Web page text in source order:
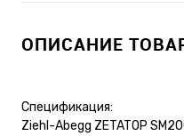
ОПИСАНИЕ
Спецификация:
Ziehl-Abegg ZETATOP